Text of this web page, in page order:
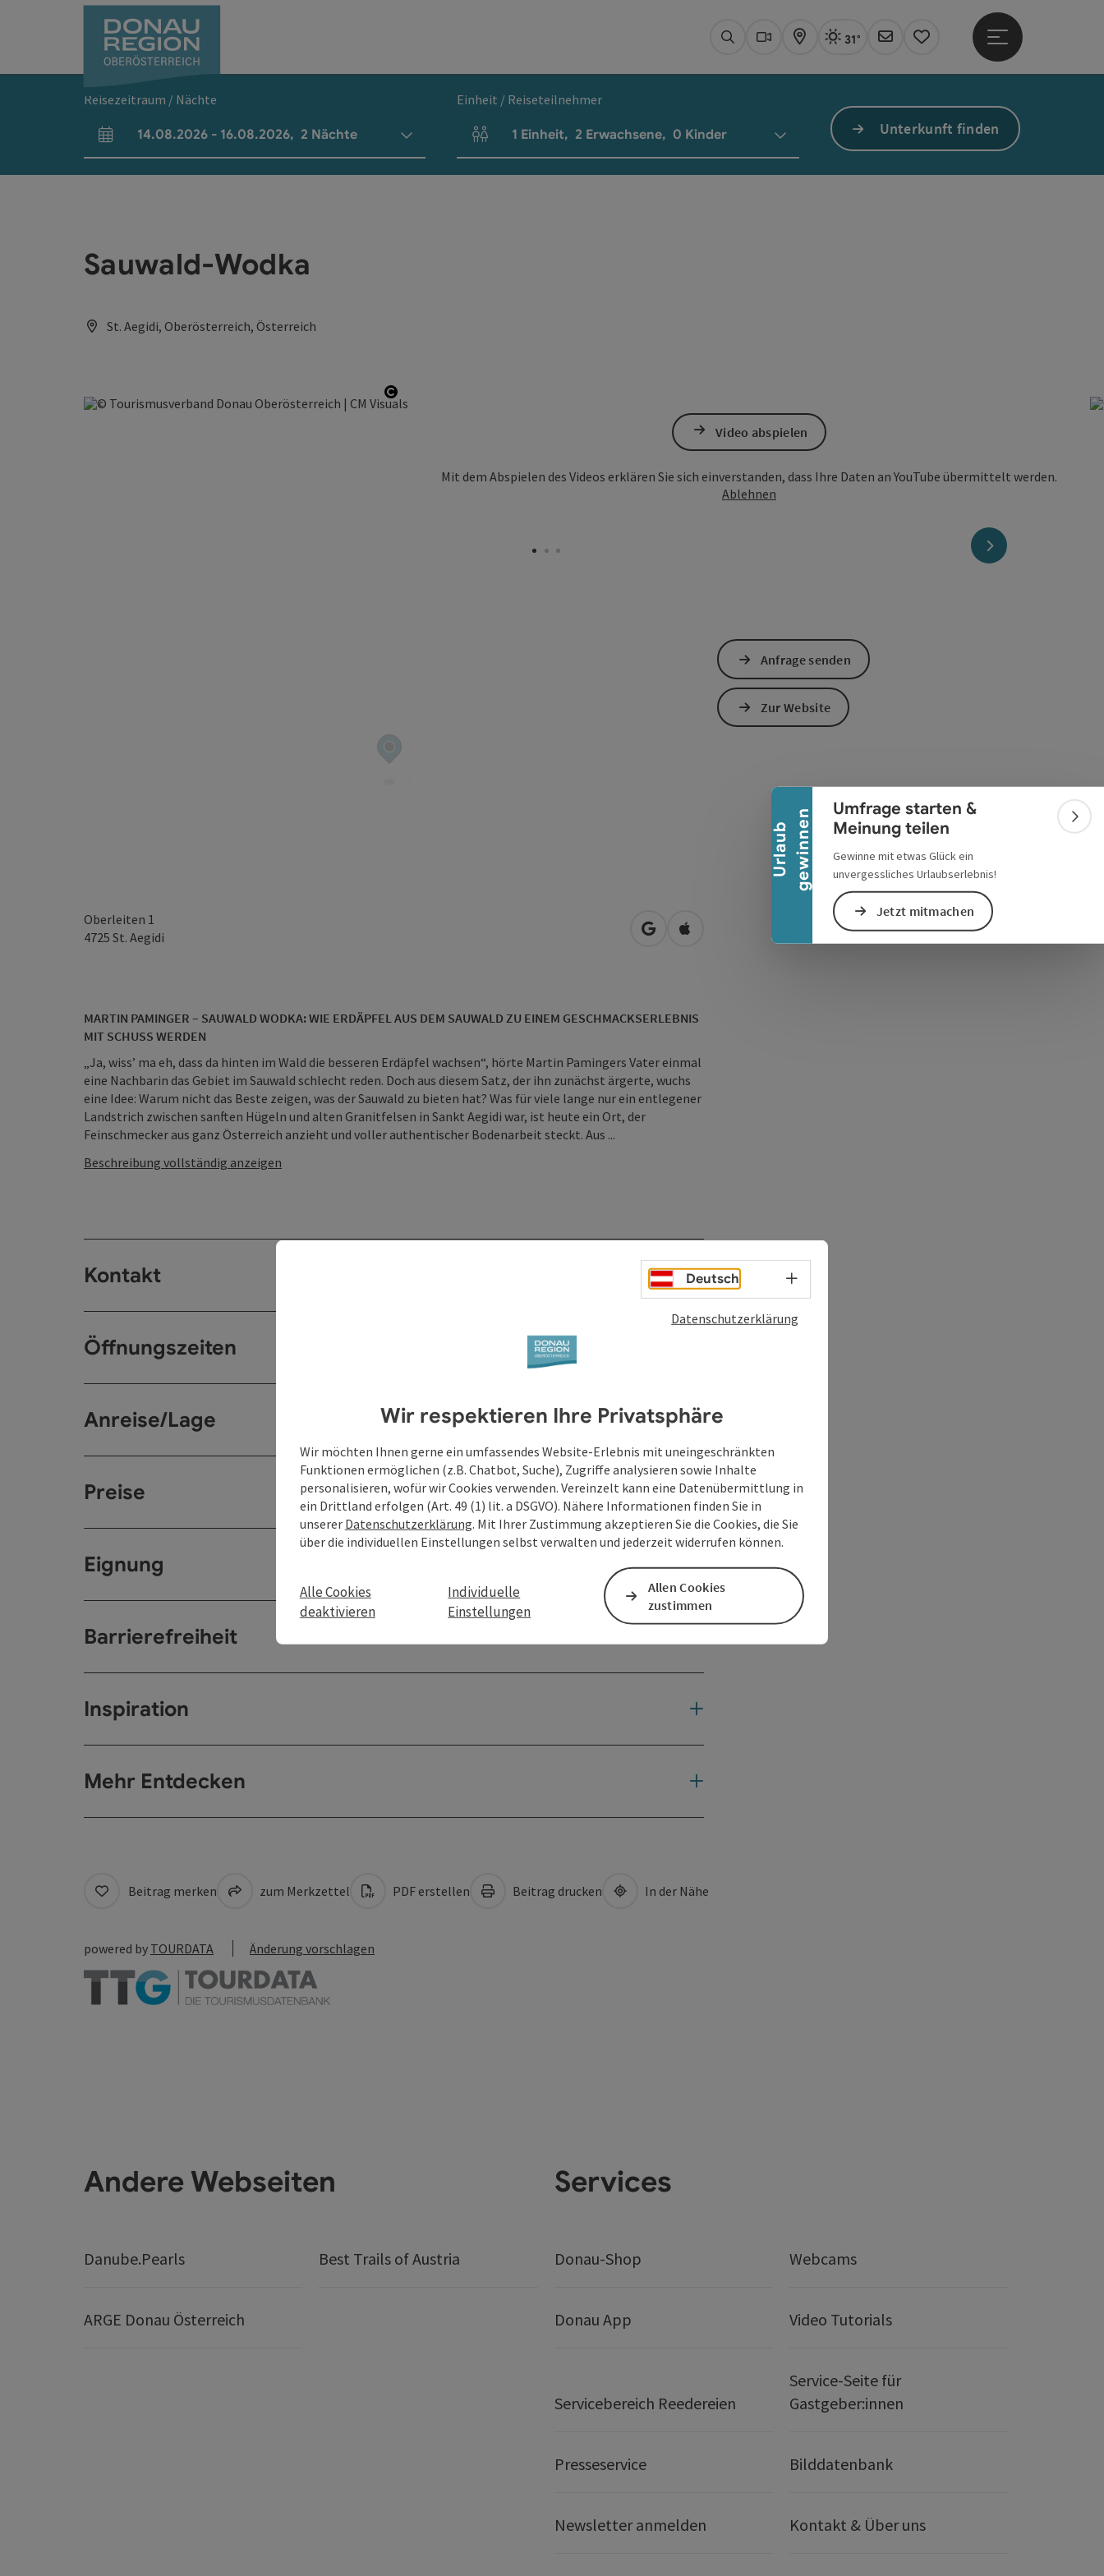
U
r
l
a
u
b
g
e
w
i
n
n
en
Banner einklappen
Umfrage starten &
Meinung teilen
Gewinne mit etwas Glück ein
unvergessliches Urlaubserlebnis!
Jetzt mitmachen
SuchenWebcams
KarteAktuelles Wetter Linz, sonnig
31°
Newsletter
Merkzettel
Hauptmenü öffnen
Reisezeitraum / Nächte
An- und Abreisefelder
14.08.2026 - 16.08.2026, 2 Nächte
Einheit / Reiseteilnehmer
Einheitenanzahl und Personenfelder
1 Einheit, 2 Erwachsene, 0 Kinder Unterkunft finden
Sauwald-Wodka
St. Aegidi, Oberösterreich, Österreich
Copyright öffnen
Video abspielen
Mit dem Abspielen des Videos erklären Sie sich einverstanden, dass Ihre Daten an YouTube übermittelt werden.
Ablehnen
nächstes Element
Oberleiten 1
4725 St. Aegidi in Google Maps öffnen
in Apple Maps öffnen
MARTIN PAMINGER – SAUWALD WODKA: WIE ERDÄPFEL AUS DEM SAUWALD ZU EINEM GESCHMACKSERLEBNIS
MIT SCHUSS WERDEN
„Ja, wiss’ ma eh, dass da hinten im Wald die besseren Erdäpfel wachsen“, hörte Martin Pamingers Vater einmal
eine Nachbarin das Gebiet im Sauwald schlecht reden. Doch aus diesem Satz, der ihn zunächst ärgerte, wuchs
eine Idee: Warum nicht das Beste zeigen, was der Sauwald zu bieten hat? Was für viele lange nur ein entlegener
Landstrich zwischen sanften Hügeln und alten Granitfelsen in Sankt Aegidi war, ist heute ein Ort, der
Feinschmecker aus ganz Österreich anzieht und voller authentischer Bodenarbeit steckt. Aus ...
Beschreibung vollständig anzeigen
Kontakt
Öffnungszeiten
Anreise/Lage
Preise
Eignung
Barrierefreiheit
Inspiration
Mehr Entdecken
Anfrage senden
Zur Website
Beitrag merken zum Merkzettel PDF erstellen Beitrag drucken In der Nähe
powered by TOURDATA Änderung vorschlagen
Andere Webseiten
Danube.Pearls Best Trails of Austria
ARGE Donau Österreich
Services
Donau-Shop Webcams
Donau App Video Tutorials
Servicebereich Reedereien
Service-Seite für
Gastgeber:innen
Presseservice Bilddatenbank
Newsletter anmelden Kontakt & Über uns
Deutsch Sprachwahl - Menü öffnen
Datenschutzerklärung
Wir respektieren Ihre Privatsphäre
Wir möchten Ihnen gerne ein umfassendes Website-Erlebnis mit uneingeschränkten
Funktionen ermöglichen (z.B. Chatbot, Suche), Zugriffe analysieren sowie Inhalte
personalisieren, wofür wir Cookies verwenden. Vereinzelt kann eine Datenübermittlung in
ein Drittland erfolgen (Art. 49 (1) lit. a DSGVO). Nähere Informationen finden Sie in
unserer Datenschutzerklärung. Mit Ihrer Zustimmung akzeptieren Sie die Cookies, die Sie
über die individuellen Einstellungen selbst verwalten und jederzeit widerrufen können.
Alle Cookies
deaktivieren
Individuelle
Einstellungen
Allen Cookies
zustimmen